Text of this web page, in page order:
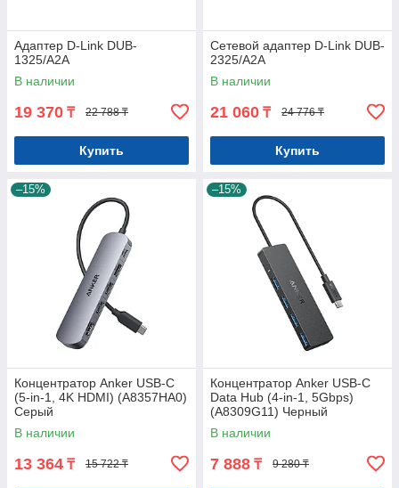
Адаптер D-Link DUB-
1325/A2A
В наличии
19 370 ₸ 22 788 ₸
Купить
Сетевой адаптер D-Link DUB-
2325/A2A
В наличии
21 060 ₸ 24 776 ₸
Купить
–15%
Концентратор Anker USB-C
(5-in-1, 4K HDMI) (A8357HA0)
Серый
В наличии
13 364 ₸ 15 722 ₸
–15%
Концентратор Anker USB-C
Data Hub (4-in-1, 5Gbps)
(A8309G11) Черный
В наличии
7 888 ₸ 9 280 ₸